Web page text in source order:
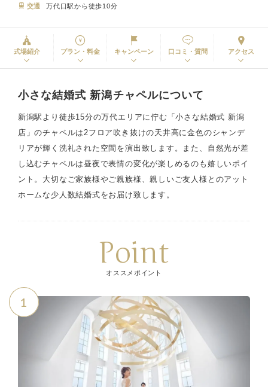
交通
万代口駅から徒歩10分
式場紹介 プラン・料金 キャンペーン 口コミ・質問 アクセス
小さな結婚式 新潟チャペルについて
新潟駅より徒歩15分の万代エリアに佇む「小さな結婚式 新潟
店」のチャペルは2フロア吹き抜けの天井高に金色のシャンデ
リアが輝く洗礼された空間を演出致します。また、自然光が差
し込むチャペルは昼夜で表情の変化が楽しめるのも嬉しいポイ
ント。大切なご家族様やご親族様、親しいご友人様とのアット
ホームな少人数結婚式をお届け致します。
Point
オススメポイント
1